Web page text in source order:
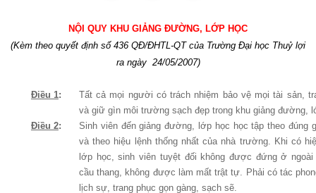
NỘI QUY KHU GIẢNG ĐƯỜNG, LỚP HỌC
(Kèm theo quyết định số 436 QĐ/ĐHTL-QT của Trường Đại học Thuỷ lợi
ra ngày 24/05/2007)
Điều 1:
Tất cả mọi người có trách nhiệm bảo vệ mọi tài sản,
và giữ gìn môi trường sạch đẹp trong khu giảng đường,
Điều 2:
Sinh viên đến giảng đường, lớp học học tập theo đúng
và theo hiệu lệnh thống nhất của nhà trường. Khi có
lớp học, sinh viên tuyệt đối không được đứng ở ngoài
cầu thang, không được làm mất trật tự. Phải có tác
lịch sự, trang phục gọn gàng, sạch sẽ.